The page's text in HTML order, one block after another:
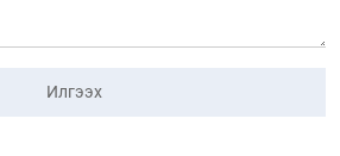
Илгээх